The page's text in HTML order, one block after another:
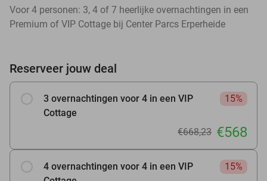
Voor 4 personen: 3, 4 of 7 heerlijke overnachtingen in een
Premium of VIP Cottage bij Center Parcs Erperheide
Reserveer jouw deal
3 overnachtingen voor 4 in een VIP
Cottage
15%
€668,23 €568
4 overnachtingen voor 4 in een VIP
15%